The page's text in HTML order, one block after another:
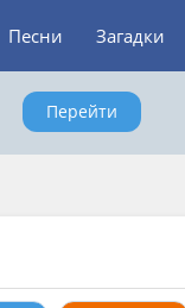
Песни Загадки
Перейти